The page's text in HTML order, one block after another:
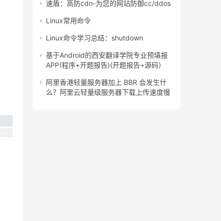
速盾：高防cdn-为您的网站防御cc/ddos
Linux常用命令
Linux命令学习总结：shutdown
基于Android的西安翻译学院专业预填报
APP(程序+开题报告)(开题报告+源码）
阿里香港轻量服务器加上 BBR 会发生什
么？阿里云轻量级服务器下载上传速度慢